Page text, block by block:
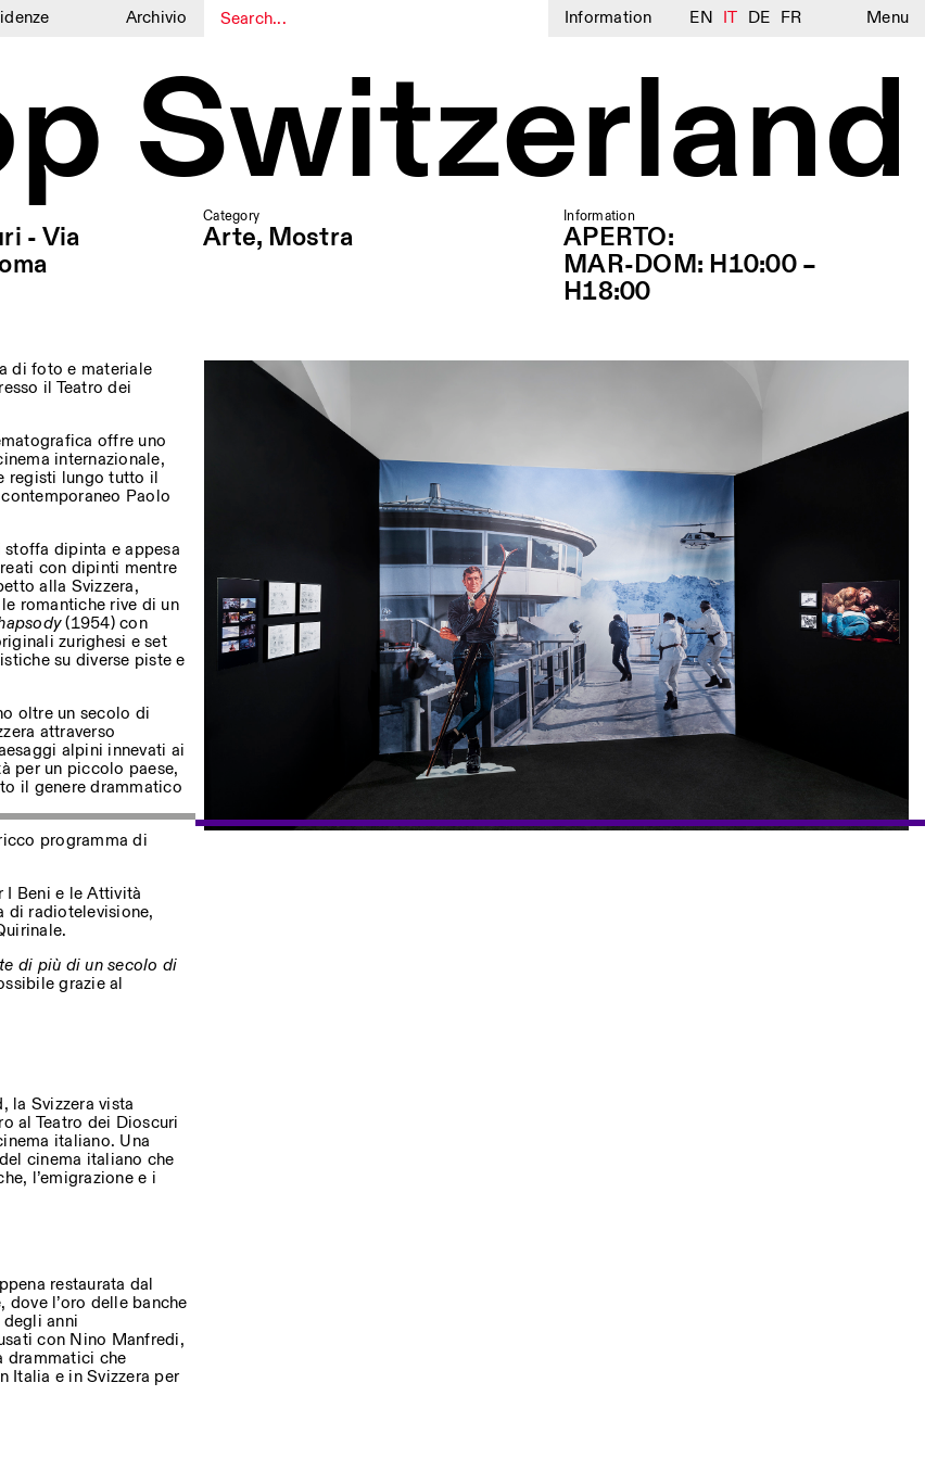
Archivio Information EN IT DE FR Menu
Privacy Policy
Switzerland
- Via
Category
Arte, Mostra
Information
APERTO:
MAR-DOM: H10:00 –
H18:00
di foto e materiale
il Teatro dei
offre uno
internazionale,
registi lungo tutto il
Paolo
dipinta e appesa
con dipinti mentre
alla Svizzera,
romantiche rive di un
(1954) con
zurighesi e set
su diverse piste e
oltre un secolo di
attraverso
alpini innevati ai
per un piccolo paese,
il genere drammatico
programma di
Beni e le Attività
di radiotelevisione,
di più di un secolo di
grazie al
la Svizzera vista
al Teatro dei Dioscuri
italiano. Una
cinema italiano che
l’emigrazione e i
restaurata dal
dove l’oro delle banche
anni
con Nino Manfredi,
drammatici che
Italia e in Svizzera per